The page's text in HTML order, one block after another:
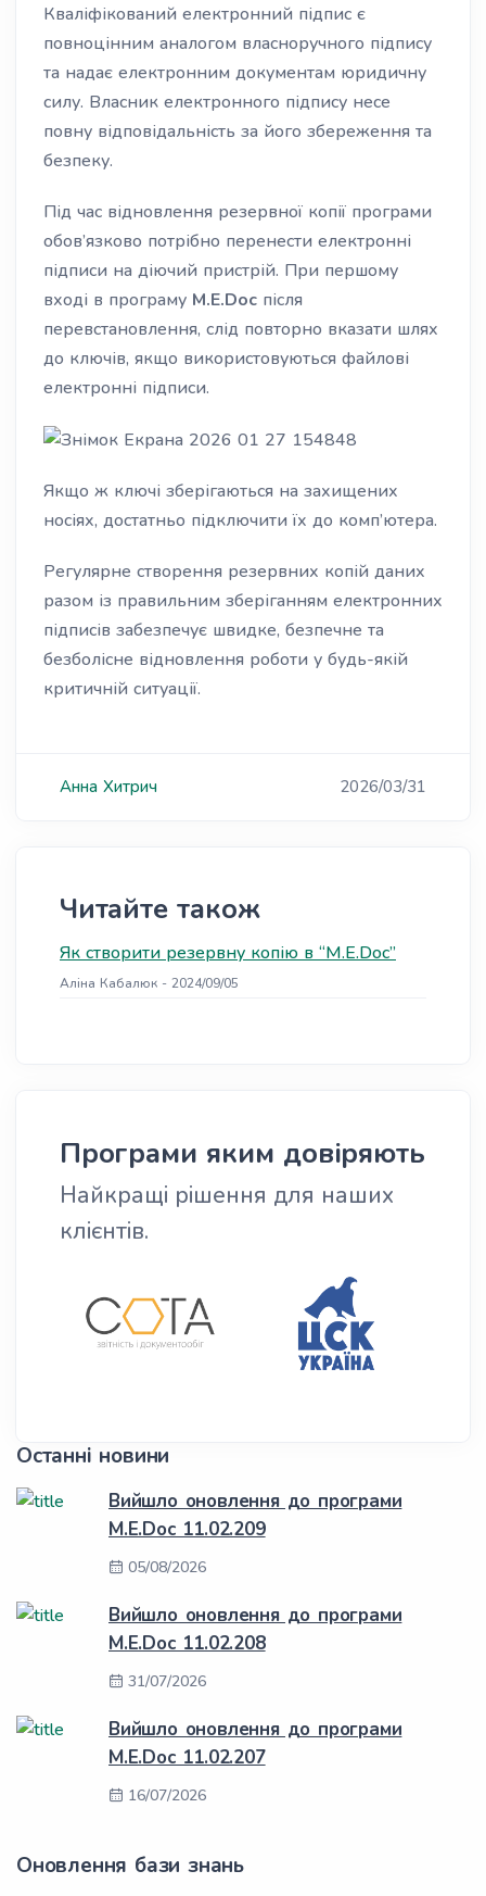
Кваліфікований електронний підпис є
повноцінним аналогом власноручного підпису
та надає електронним документам юридичну
силу. Власник електронного підпису несе
повну відповідальність за його збереження та
безпеку.
Під час відновлення резервної копії програми
обов’язково потрібно перенести електронні
підписи на діючий пристрій. При першому
вході в програму M.E.Doc після
перевстановлення, слід повторно вказати шлях
до ключів, якщо використовуються файлові
електронні підписи.
Якщо ж ключі зберігаються на захищених
носіях, достатньо підключити їх до комп’ютера.
Регулярне створення резервних копій даних
разом із правильним зберіганням електронних
підписів забезпечує швидке, безпечне та
безболісне відновлення роботи у будь-якій
критичній ситуації.
Анна Хитрич 2026/03/31
Читайте також
Як створити резервну копію в “M.E.Doc”
Аліна Кабалюк - 2024/09/05
Програми яким довіряють
Найкращі рішення для наших
клієнтів.
Останні новини
Вийшло оновлення до програми
M.E.Doc 11.02.209
05/08/2026
Вийшло оновлення до програми
M.E.Doc 11.02.208
31/07/2026
Вийшло оновлення до програми
M.E.Doc 11.02.207
16/07/2026
Оновлення бази знань